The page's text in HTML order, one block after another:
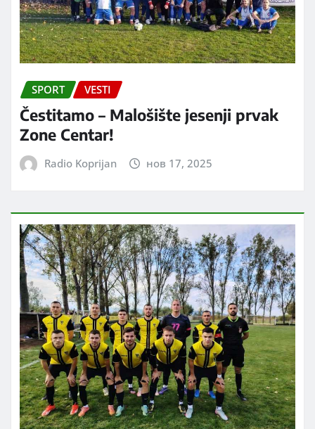
SPORT VESTI
Čestitamo – Malošište jesenji prvak
Zone Centar!
Radio Koprijan нов 17, 2025